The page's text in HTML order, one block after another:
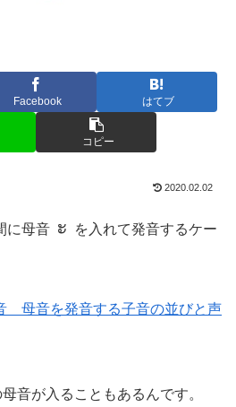
Facebook はてブ
コピー
2020.02.02
に母音 ะ
を入れて発音するケー
母音を発音する子音の並びと声
母音が入ることもあるんです。